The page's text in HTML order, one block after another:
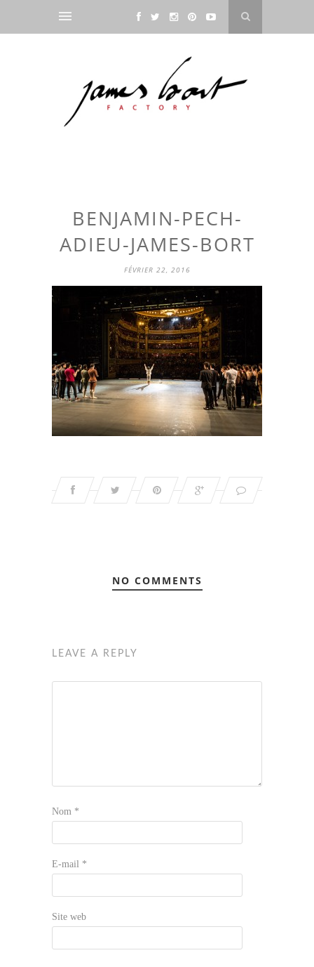
BENJAMIN-PECH-
ADIEU-JAMES-BORT
FÉVRIER 22, 2016
NO COMMENTS
LEAVE A REPLY
Nom *
E-mail *
Site web